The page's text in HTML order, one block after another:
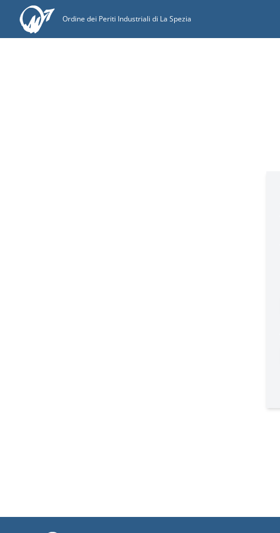
Ordine dei Periti Industriali di La Spezia